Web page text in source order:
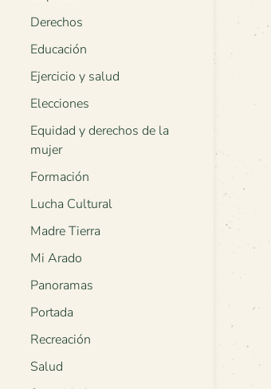
Derechos
Educación
Ejercicio y salud
Elecciones
Equidad y derechos de la
mujer
Formación
Lucha Cultural
Madre Tierra
Mi Arado
Panoramas
Portada
Recreación
Salud